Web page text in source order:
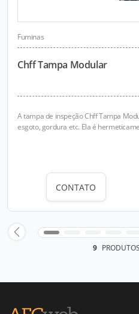
Fuminas
Chff Tampa Modular
A tampa de inspeção Chff Tampa
esgoto, gordura etc. Ela é
CONTATO
9